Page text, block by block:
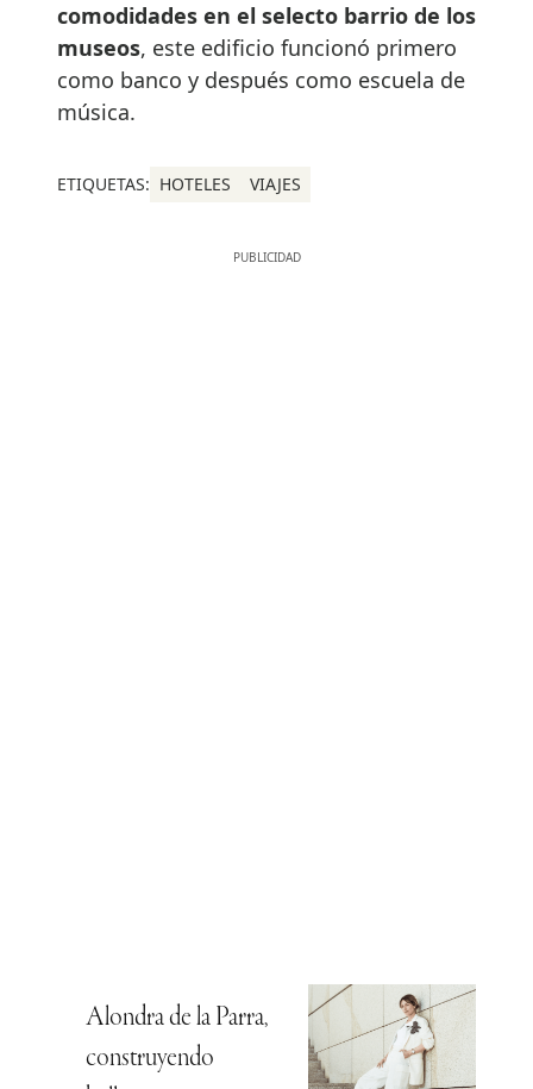
comodidades en el selecto barrio de los
museos, este edificio funcionó primero
como banco y después como escuela de
música.
ETIQUETAS: HOTELES VIAJES
Alondra de la Parra,
construyendo